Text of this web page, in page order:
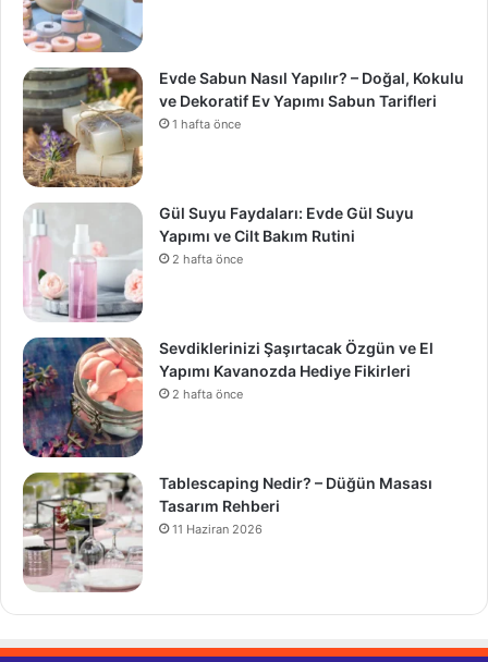
Evde Sabun Nasıl Yapılır? – Doğal, Kokulu
ve Dekoratif Ev Yapımı Sabun Tarifleri
1 hafta önce
Gül Suyu Faydaları: Evde Gül Suyu
Yapımı ve Cilt Bakım Rutini
2 hafta önce
Sevdiklerinizi Şaşırtacak Özgün ve El
Yapımı Kavanozda Hediye Fikirleri
2 hafta önce
Tablescaping Nedir? – Düğün Masası
Tasarım Rehberi
11 Haziran 2026